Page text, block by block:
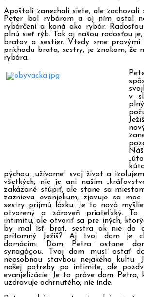
Apoštoli zanechali siete, ale
Peter bol rybárom a aj ním ostal
rybárčení a koná ako rybár.
plnú sieť rýb. Tak aj našou radosťou
bratov a sestier. Vtedy sme pravými
príchodu brata, sestry, je znakom, že
rybára.
v
pýchou „užívame“ svoj život a
všetkých, nie je ani našim
zakázané stúpiť, ale stane sa
zaznieva evanjelium, zjavuje sa
sestry prijmú lásku. Je to nová
otvorený a zároveň priateľský. To
intimitu, ale otvoriť sa pre iných,
by mal ísť brat, sestra ak nie do
prítomný Ježiš? Aj tvoj dom je
domácim. Dom Petra ostane
synagógou. Tvoj dom musí ostať
neosobnou stavbou nejakého kultu.
našej potreby po intimite, ale
evanjelizácie. Je to práve dom Petra,
uzdravuje ochrnutého, nie inde.